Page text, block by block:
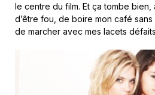
le centre du film. Et ça tombe bien,
d’être fou, de boire mon café
de marcher avec mes lacets